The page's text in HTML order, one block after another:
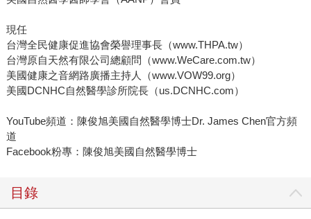
現任
台灣全民健康促進協會榮譽理事長（www.THPA.tw）
台灣原自天然有限公司總顧問（www.WeCare.com.tw）
美國健康之音網路廣播主持人（www.VOW99.org）
美國DCNHC自然醫學診所院長（us.DCNHC.com）
YouTube頻道：陳俊旭美國自然醫學博士Dr. James Chen官方頻
道
Facebook粉專：陳俊旭美國自然醫學博士
目錄